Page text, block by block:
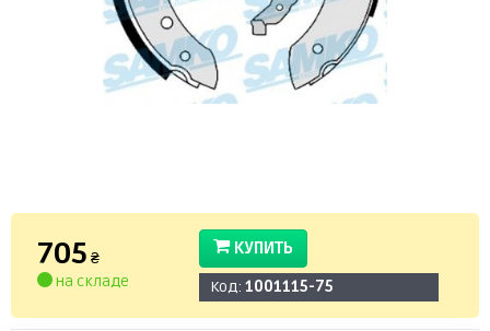
705 ₴
на складе
КУПИТЬ
Код: 1001115-75